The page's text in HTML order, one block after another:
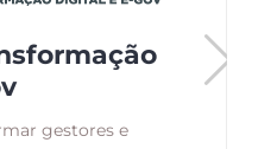
gestores e